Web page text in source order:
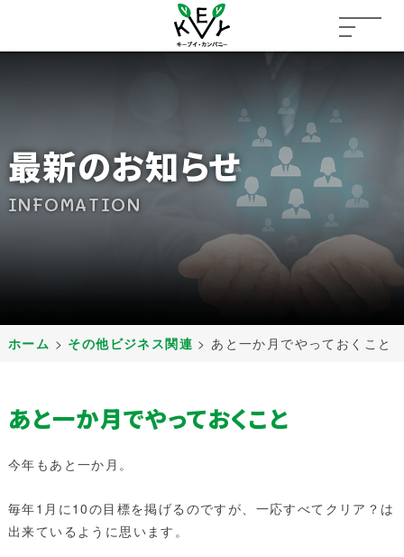
最新のお知らせ
INFOMATION
ホーム > その他ビジネス関連 >あと一か月でやっておくこと
あと一か月でやっておくこと
今年もあと一か月。
毎年1月に10の目標を掲げるのですが、一応すべてクリア？は
出来ているように思います。